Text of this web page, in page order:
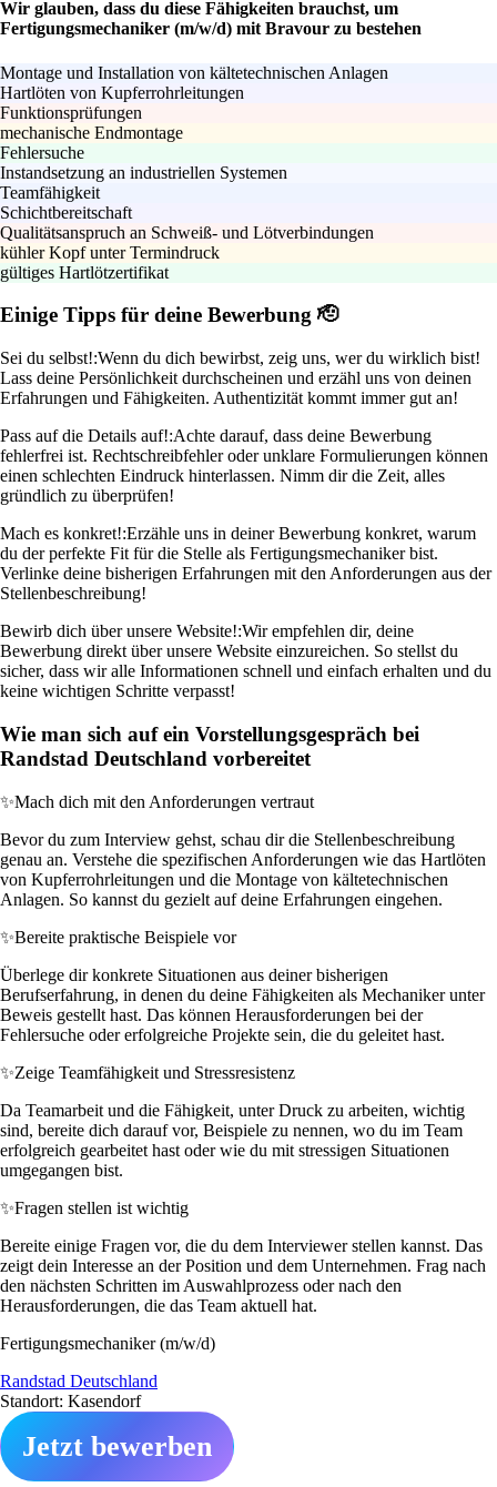
Wir glauben, dass du diese Fähigkeiten brauchst, um
Fertigungsmechaniker (m/w/d) mit Bravour zu bestehen
Montage und Installation von kältetechnischen Anlagen
Hartlöten von Kupferrohrleitungen
Funktionsprüfungen
mechanische Endmontage
Fehlersuche
Instandsetzung an industriellen Systemen
Teamfähigkeit
Schichtbereitschaft
Qualitätsanspruch an Schweiß- und Lötverbindungen
kühler Kopf unter Termindruck
gültiges Hartlötzertifikat
Einige Tipps für deine Bewerbung 🫡
Sei du selbst!:Wenn du dich bewirbst, zeig uns, wer du wirklich bist!
Lass deine Persönlichkeit durchscheinen und erzähl uns von deinen
Erfahrungen und Fähigkeiten. Authentizität kommt immer gut an!
Pass auf die Details auf!:Achte darauf, dass deine Bewerbung
fehlerfrei ist. Rechtschreibfehler oder unklare Formulierungen können
einen schlechten Eindruck hinterlassen. Nimm dir die Zeit, alles
gründlich zu überprüfen!
Mach es konkret!:Erzähle uns in deiner Bewerbung konkret, warum
du der perfekte Fit für die Stelle als Fertigungsmechaniker bist.
Verlinke deine bisherigen Erfahrungen mit den Anforderungen aus der
Stellenbeschreibung!
Bewirb dich über unsere Website!:Wir empfehlen dir, deine
Bewerbung direkt über unsere Website einzureichen. So stellst du
sicher, dass wir alle Informationen schnell und einfach erhalten und du
keine wichtigen Schritte verpasst!
Wie man sich auf ein Vorstellungsgespräch bei
Randstad Deutschland vorbereitet
✨Mach dich mit den Anforderungen vertraut
Bevor du zum Interview gehst, schau dir die Stellenbeschreibung
genau an. Verstehe die spezifischen Anforderungen wie das Hartlöten
von Kupferrohrleitungen und die Montage von kältetechnischen
Anlagen. So kannst du gezielt auf deine Erfahrungen eingehen.
✨Bereite praktische Beispiele vor
Überlege dir konkrete Situationen aus deiner bisherigen
Berufserfahrung, in denen du deine Fähigkeiten als Mechaniker unter
Beweis gestellt hast. Das können Herausforderungen bei der
Fehlersuche oder erfolgreiche Projekte sein, die du geleitet hast.
✨Zeige Teamfähigkeit und Stressresistenz
Da Teamarbeit und die Fähigkeit, unter Druck zu arbeiten, wichtig
sind, bereite dich darauf vor, Beispiele zu nennen, wo du im Team
erfolgreich gearbeitet hast oder wie du mit stressigen Situationen
umgegangen bist.
✨Fragen stellen ist wichtig
Bereite einige Fragen vor, die du dem Interviewer stellen kannst. Das
zeigt dein Interesse an der Position und dem Unternehmen. Frag nach
den nächsten Schritten im Auswahlprozess oder nach den
Herausforderungen, die das Team aktuell hat.
Fertigungsmechaniker (m/w/d)
Randstad Deutschland
Standort: Kasendorf
Jetzt bewerben